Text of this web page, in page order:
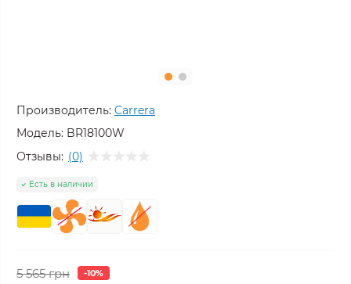
Производитель: Carrera
Модель: BR18100W
Отзывы: (0)
Есть в наличии
5 565 грн -10%